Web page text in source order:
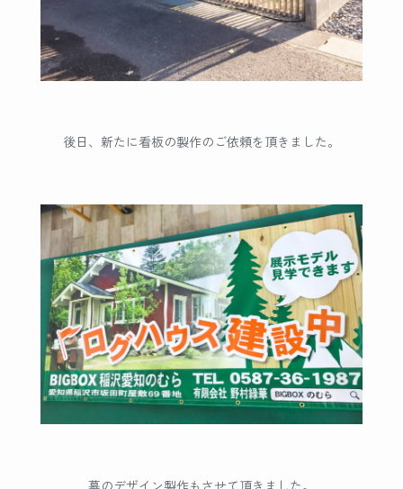
後日、新たに看板の製作のご依頼を頂きました。